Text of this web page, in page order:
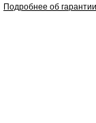
Подробнее об гарантии